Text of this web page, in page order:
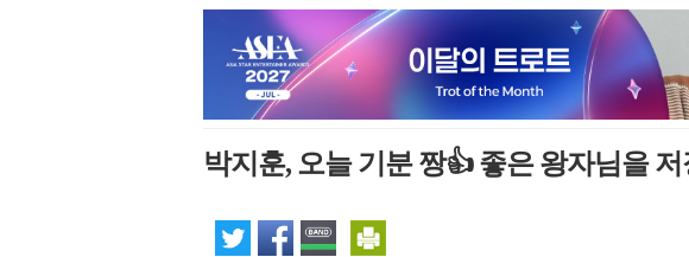
박지훈, 오늘 기분 짱👍 좋은 왕자님을